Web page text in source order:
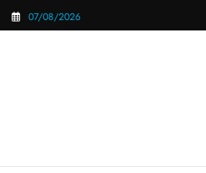
Aller
07/08/2026